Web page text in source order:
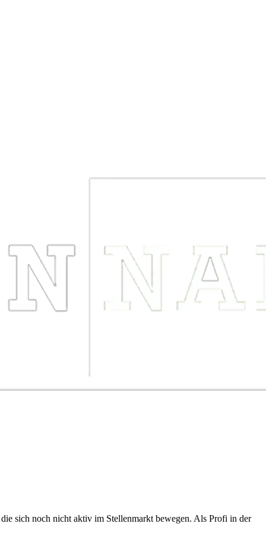
sich noch nicht aktiv im Stellenmarkt bewegen. Als Profi in der